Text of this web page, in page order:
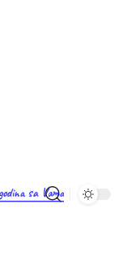
sa Vama